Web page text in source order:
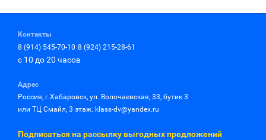
Контакты
8 (914) 545-70-10 8 (924) 215-28-61
с 10 до 20 часов
Адрес
Россия, г.Хабаровск, ул. Волочаевская, 33, бутик 3
или ТЦ Смайл, 3 этаж. klass-dv@yandex.ru
Подписаться на рассылку выгодных предложений